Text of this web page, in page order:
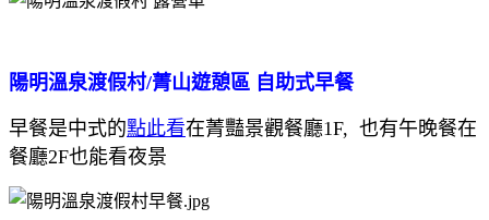
陽明溫泉渡假村/菁山遊憩區 自助式早餐
早餐是中式的點此看在菁豔景觀餐廳1F, 也有午晚餐在
餐廳2F也能看夜景